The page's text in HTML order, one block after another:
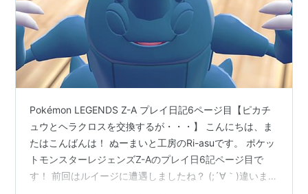
Pokémon LEGENDS Z-A プレイ日記6ページ目【ピカチ
ュウとヘラクロスを交換するが・・・】 こんにちは、ま
たはこんばんは！ ぬーまいと工房のRi-asuです。 ポケッ
トモンスターレジェンズZ-Aのプレイ日6記ページ目で
す！ 前回はルイージに遭遇しましたね？ (;´∀｀)違います